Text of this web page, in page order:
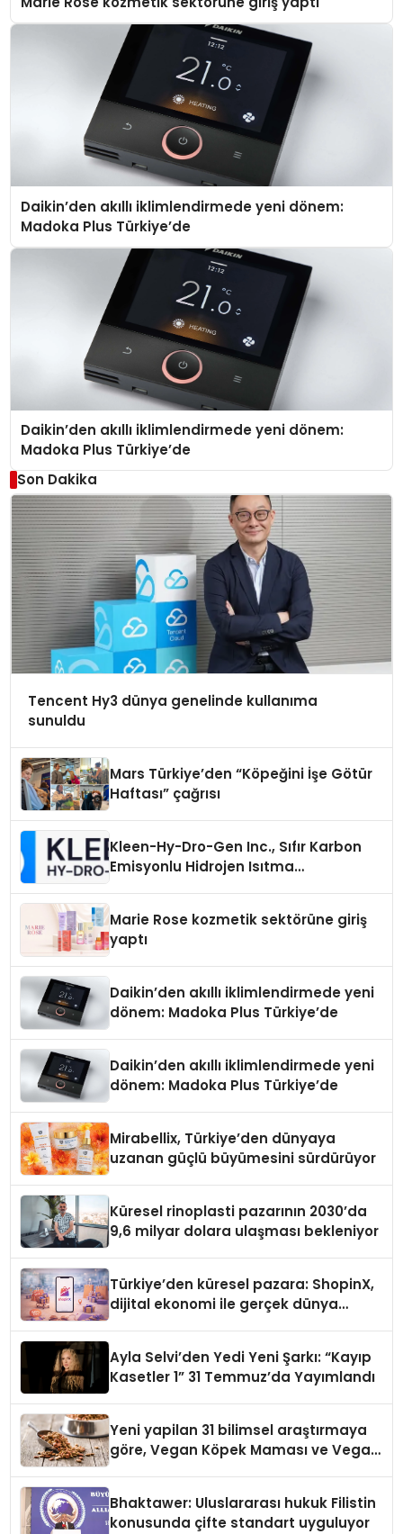
Daikin’den akıllı iklimlendirmede yeni dönem:
Madoka Plus Türkiye’de
Daikin’den akıllı iklimlendirmede yeni dönem:
Madoka Plus Türkiye’de
Son Dakika
Tencent Hy3 dünya genelinde kullanıma
sunuldu
Mars Türkiye’den “Köpeğini İşe Götür
Haftası” çağrısı
Kleen-Hy-Dro-Gen Inc., Sıfır Karbon
Emisyonlu Hidrojen Isıtma
Marie Rose kozmetik sektörüne giriş
yaptı
Daikin’den akıllı iklimlendirmede yeni
dönem: Madoka Plus Türkiye’de
Daikin’den akıllı iklimlendirmede yeni
dönem: Madoka Plus Türkiye’de
Mirabellix, Türkiye’den dünyaya
uzanan güçlü büyümesini sürdürüyor
Küresel rinoplasti pazarının 2030’da
9,6 milyar dolara ulaşması bekleniyor
Türkiye’den küresel pazara: ShopinX,
dijital ekonomi ile gerçek dünya
Ayla Selvi’den Yedi Yeni Şarkı: “Kayıp
Kasetler 1” 31 Temmuz’da Yayımlandı
Yeni yapilan 31 bilimsel araştırmaya
göre, Vegan Köpek Maması ve Vegan
Bhaktawer: Uluslararası hukuk Filistin
konusunda çifte standart uyguluyor